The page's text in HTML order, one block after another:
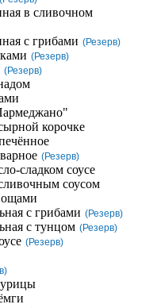
в сливочном
с грибами (Резерв)
(Резерв)
(Резерв)
корочке
(Резерв)
сладком соусе
соусом
с грибами (Резерв)
с тунцом (Резерв)
(Резерв)